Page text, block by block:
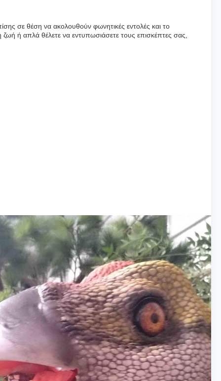
σε θέση να ακολουθούν φωνητικές εντολές και το
ή απλά θέλετε να εντυπωσιάσετε τους επισκέπτες σας,